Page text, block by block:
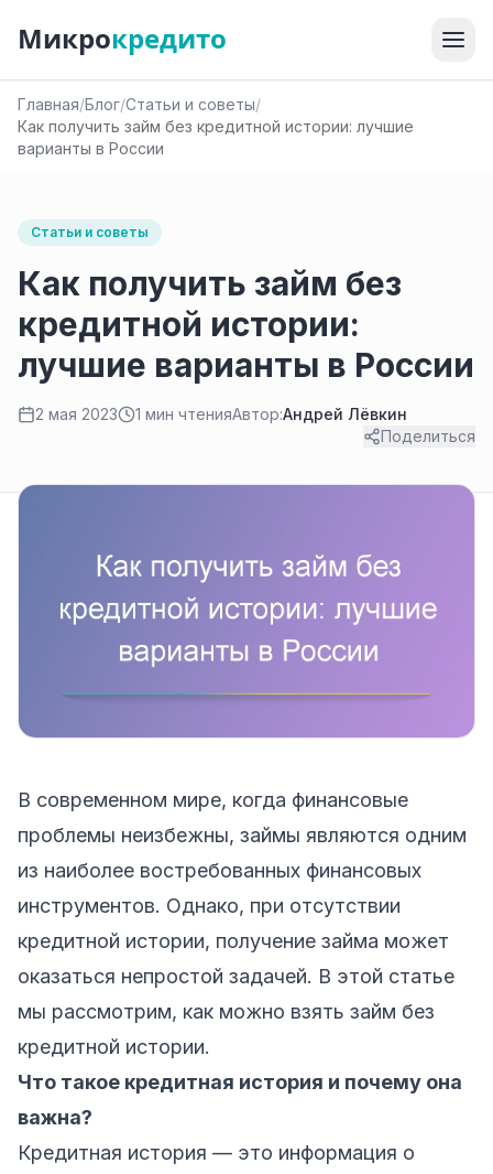
Микрокредито
Главная/Блог/Статьи и советы/
Как получить займ без кредитной истории: лучшие
варианты в России
Статьи и советы
Как получить займ без
кредитной истории:
лучшие варианты в России
2 мая 2023 1 мин чтенияАвтор:Андрей Лёвкин
Поделиться
В современном мире, когда финансовые
проблемы неизбежны, займы являются одним
из наиболее востребованных финансовых
инструментов. Однако, при отсутствии
кредитной истории, получение займа может
оказаться непростой задачей. В этой статье
мы рассмотрим, как можно взять займ без
кредитной истории.
Что такое кредитная история и почему она
важна?
Кредитная история — это информация о